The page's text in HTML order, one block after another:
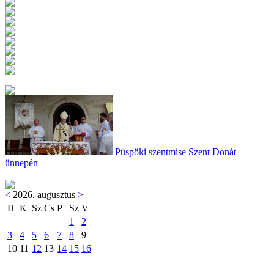
Püspöki szentmise Szent Donát
ünnepén
< 2026. augusztus >
H K Sz Cs P Sz V
1
2
3
4 5 6 7 8
9
10 11 12 13 14 15 16